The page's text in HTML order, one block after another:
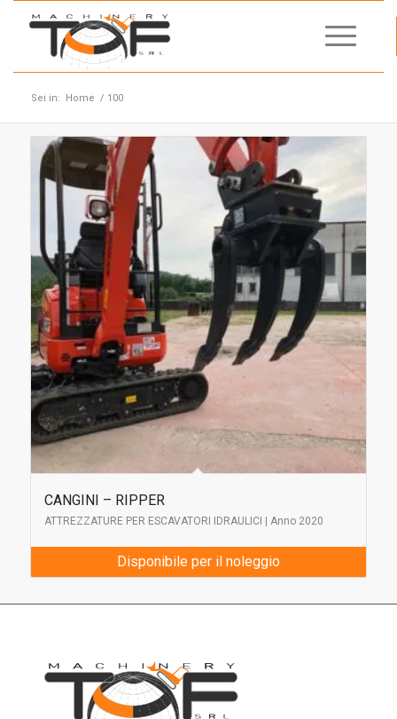
Sei in: Home / 100
CANGINI – RIPPER
ATTREZZATURE PER ESCAVATORI IDRAULICI | Anno 2020
Disponibile per il noleggio